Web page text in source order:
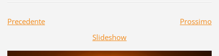
Precedente
Prossimo
Slideshow